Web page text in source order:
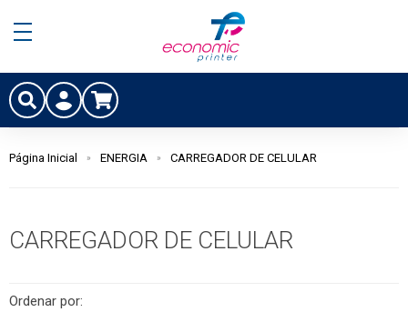
Página Inicial ENERGIA CARREGADOR DE CELULAR
CARREGADOR DE CELULAR
Ordenar por: